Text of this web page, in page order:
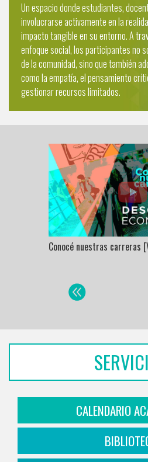
Un espacio donde estudiantes,
involucrarse activamente en la
impacto tangible en su entorno. A
enfoque social, los participantes no
de la comunidad, sino que también
como la empatía, el pensamiento
gestionar recursos limitados.
Conocé nuestras carreras
CALENDARIO